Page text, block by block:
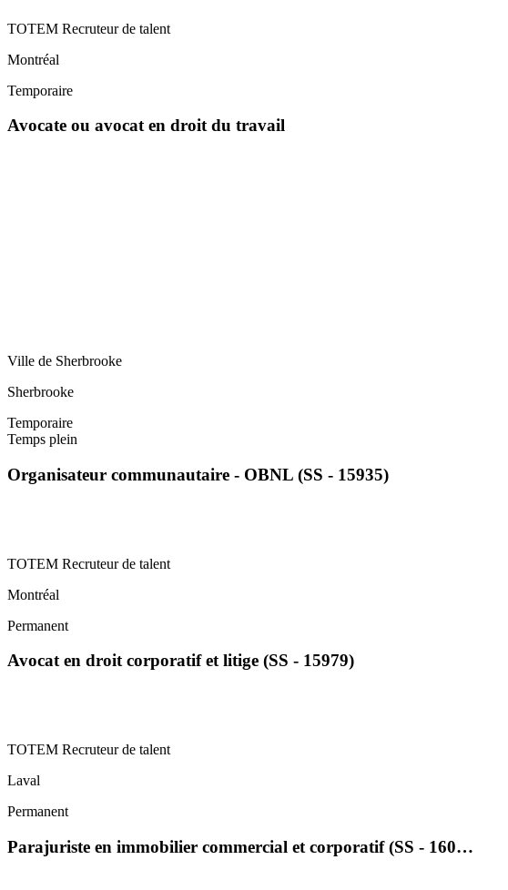
TOTEM Recruteur de talent
Montréal
Temporaire
Avocate ou avocat en droit du travail
Ville de Sherbrooke
Sherbrooke
Temporaire
Temps plein
Organisateur communautaire - OBNL (SS - 15935)
TOTEM Recruteur de talent
Montréal
Permanent
Avocat en droit corporatif et litige (SS - 15979)
TOTEM Recruteur de talent
Laval
Permanent
Parajuriste en immobilier commercial et corporatif (SS - 160…